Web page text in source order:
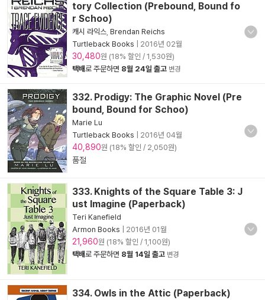
tory Collection (Prebound, Bound fo
r Schoo)
캐시 라익스 Brendan Reichs
Turtleback Books
2016년 02월
30,480원 (18% 할인 / 1,530원)
택배로 주문하면 8월 24일 출고 변경
332. Prodigy: The Graphic Novel (Pre
bound, Bound for Schoo)
Marie Lu
Turtleback Books
2016년 04월
40,890원 (18% 할인 / 2,050원)
품절
333. Knights of the Square Table 3: J
ust Imagine (Paperback)
Teri Kanefield
Armon Books
2016년 01월
21,960원 (18% 할인 / 1,100원)
택배로 주문하면 8월 14일 출고 변경
334. Owls in the Attic (Paperback)